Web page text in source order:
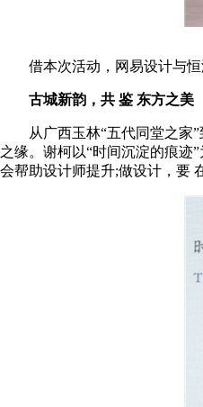
借本次活动，网易设计与恒
古城新韵，共 鉴 东方之美
从广西玉林“五代同堂之家”
之缘。谢柯以“时间沉淀的痕迹
会帮助设计师提升;做设计，要